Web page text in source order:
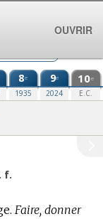
8e
1935
9e
2024
10e
E.C.
f.
Faire, donner
OUVRIR